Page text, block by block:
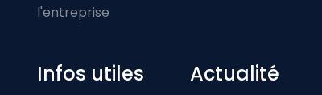
l'entreprise
Infos utiles Actualité